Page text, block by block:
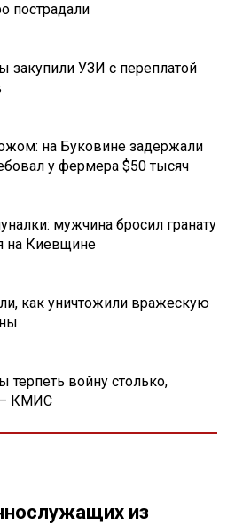
пострадали
закупили УЗИ с переплатой
на Буковине задержали
у фермера $50 тысяч
мужчина бросил гранату
на Киевщине
как уничтожили вражескую
терпеть войну столько,
– КМИС
из